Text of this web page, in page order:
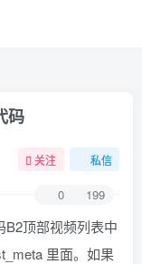
码
关注 私信
0 199
顶部视频列表中
里面。如果